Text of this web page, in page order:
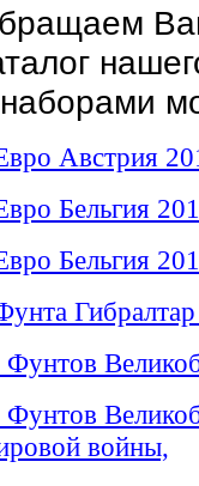
Австрия
Бельгия
Бельгия
Фунтов
Фунтов
войны,